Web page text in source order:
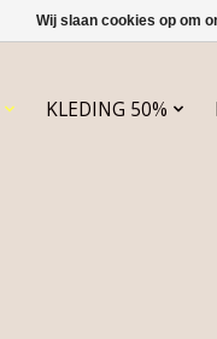
KLEDING 50%
Wij slaan cookies op om